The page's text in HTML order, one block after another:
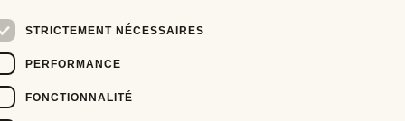
STRICTEMENT NÉCESSAIRES
PERFORMANCE
FONCTIONNALITÉ